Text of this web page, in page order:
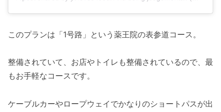
このプランは「1号路」という薬王院の表参道コース。
整備されていて、お店やトイレも整備されているので、最
もお手軽なコースです。
ケーブルカーやロープウェイでかなりのショートパスが出